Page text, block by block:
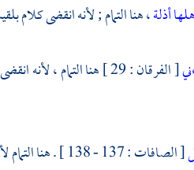
أذلة، هنا التمام ; لأنه انقضى كلام
[ الفرقان : 29 ] هنا التمام ، لأنه انقضى كلام الظالم
[ الصافات : 137 - 138 ] . هنا التمام لأنه معطوف على المعنى ، أي : بالصبح وبالليل .